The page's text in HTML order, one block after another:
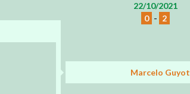
22/10/2021
0 - 2
Marcelo Guyot